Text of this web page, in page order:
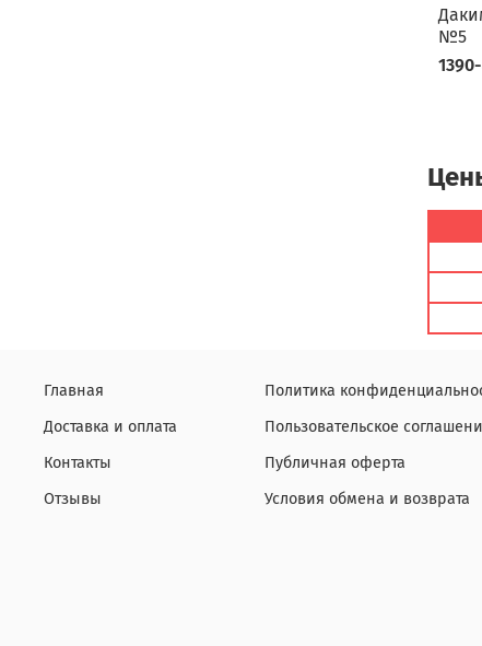
№5
Главная
Доставка и оплата
Контакты
Отзывы
Политика
Пользовательское
Публичная оферта
Условия обмена и возврата